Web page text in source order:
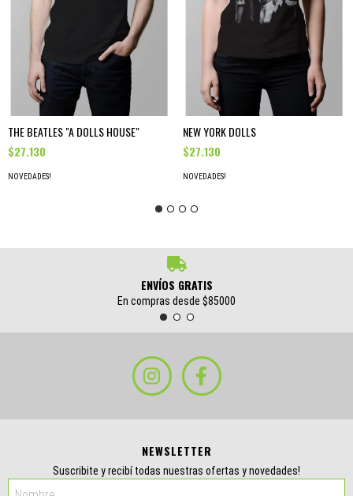
THE BEATLES "A DOLLS HOUSE"
$27.130
NOVEDADES!
NEW YORK DOLLS
$27.130
NOVEDADES!
ENVÍOS GRATIS
En compras desde $85000
NEWSLETTER
Suscribite y recibí todas nuestras ofertas y novedades!